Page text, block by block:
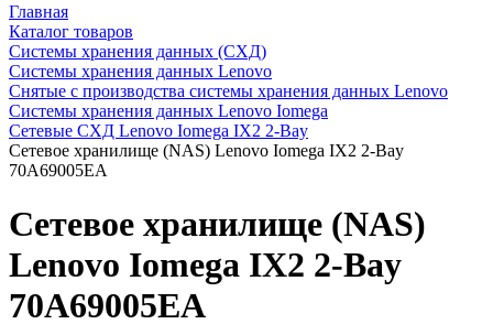
Главная
Каталог товаров
Системы хранения данных (СХД)
Системы хранения данных Lenovo
Снятые с производства системы хранения данных Lenovo
Системы хранения данных Lenovo Iomega
Сетевые СХД Lenovo Iomega IX2 2-Bay
Сетевое хранилище (NAS) Lenovo Iomega IX2 2-Bay
70A69005EA
Сетевое хранилище (NAS)
Lenovo Iomega IX2 2-Bay
70A69005EA